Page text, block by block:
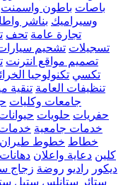
باصات باطون واسمنت
وسيراميك بناشر
تجارة عامة تحف
تسجيلات تشحيم
تصميم مواقع انترنت
تكسي تكنولوجيا
تنظيفات العامة تنقية
جامعات وكليات
حفريات حلويات
خدمات جامعية خدمات
خطاط خطوط طيران
كلين دعاية واعلان دهانات
ديكور راديو روضة زجاج
ستائر ستانلس ستيل